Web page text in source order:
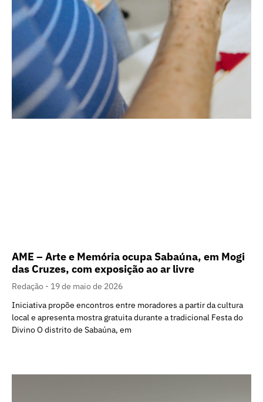
AME – Arte e Memória ocupa Sabaúna, em Mogi
das Cruzes, com exposição ao ar livre
Redação
19 de maio de 2026
Iniciativa propõe encontros entre moradores a partir da cultura
local e apresenta mostra gratuita durante a tradicional Festa do
Divino O distrito de Sabaúna, em